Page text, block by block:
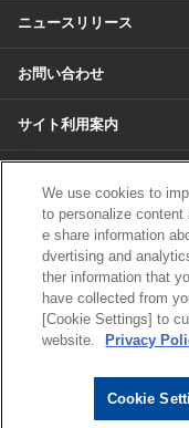
ニュースリリース
お問い合わせ
サイト利用案内
個人情報のお取扱いにつ
各種サービスの個人情報
サイトマップ
ELECTRONICS
We use cookies to
to personalize
e share information
dvertising and
ther information that
have collected from
[Cookie Settings] to
website.
Privacy
Cookie